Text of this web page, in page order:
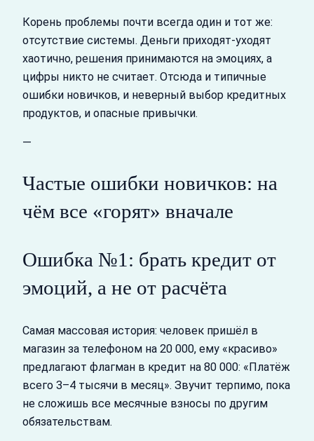
Корень проблемы почти всегда один и тот же:
отсутствие системы. Деньги приходят-уходят
хаотично, решения принимаются на эмоциях, а
цифры никто не считает. Отсюда и типичные
ошибки новичков, и неверный выбор кредитных
продуктов, и опасные привычки.
—
Частые ошибки новичков: на
чём все «горят» вначале
Ошибка №1: брать кредит от
эмоций, а не от расчёта
Самая массовая история: человек пришёл в
магазин за телефоном на 20 000, ему «красиво»
предлагают флагман в кредит на 80 000: «Платёж
всего 3–4 тысячи в месяц». Звучит терпимо, пока
не сложишь все месячные взносы по другим
обязательствам.